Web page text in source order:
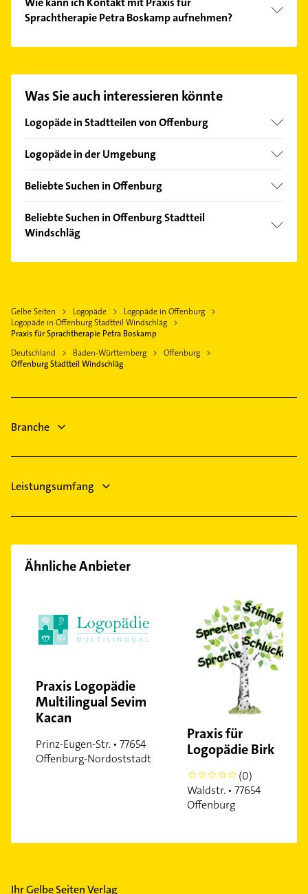
Sprachtherapie Petra Boskamp aufnehmen?
auswählen. Hier finden Sie alleKontaktdaten
Was Sie auch interessieren könnte
Logopäde in Stadtteilen von Offenburg
Bühl
Elgersweier
Griesheim
Rammersweier
Südoststadt
Weier
Weststadt
Zell-Weierbach
Logopäde in der Umgebung
Appenweier
Achern
Lahr /Schwarzwald
Beliebte Suchen in Offenburg
Physikalische Therapie
Physiotherapie
Lackiererei
Maler
Immobilienmakler
Beliebte Suchen in Offenburg Stadtteil
Windschläg
Rechtsanwalt
Dachdecker
Steuerberater
Putzfrau
Immobilien
Gelbe Seiten Logopäde
Logopäde in Offenburg
Logopäde in Offenburg Stadtteil Windschläg
Praxis für Sprachtherapie Petra Boskamp
Deutschland
Baden-Württemberg
Offenburg
Offenburg Stadtteil Windschläg
Branche
Leistungsumfang
Ähnliche Anbieter
Praxis Logopädie
Multilingual Sevim
Kacan
Prinz-Eugen-Str. • 77654
Offenburg-Nordoststadt
Praxis für
Logopädie Birk
0
(0)
Waldstr. • 77654
Offenburg
Ihr Gelbe Seiten Verlag